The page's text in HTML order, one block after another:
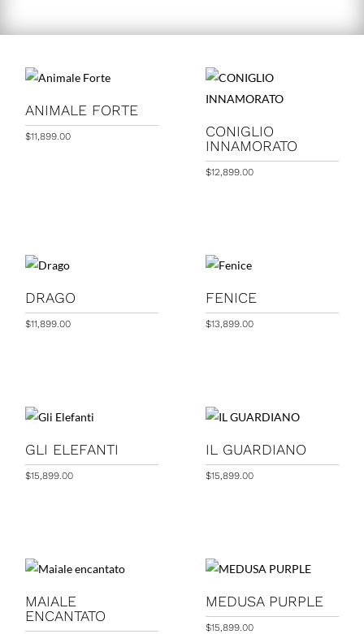
ANIMALE FORTE
$11,899.00
CONIGLIO
INNAMORATO
$12,899.00
DRAGO
$11,899.00
FENICE
$13,899.00
GLI ELEFANTI
$15,899.00
IL GUARDIANO
$15,899.00
MAIALE
ENCANTATO
MEDUSA PURPLE
$15,899.00